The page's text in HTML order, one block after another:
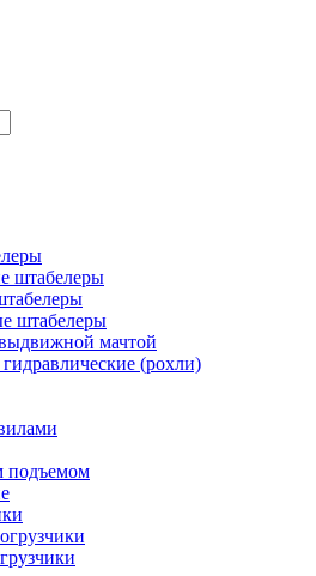
штабелеры
штабелеры
мачтой
(рохли)